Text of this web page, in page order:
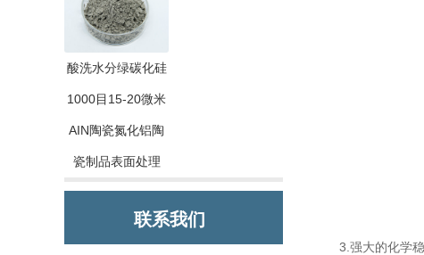
酸洗水分绿碳化硅
1000目15-20微米
AIN陶瓷氮化铝陶
瓷制品表面处理
联系我们
3.强大的化学稳